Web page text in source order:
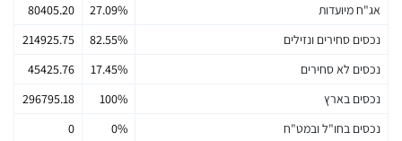
אג"ח מיועדות
27.09%
80405.20
נכסים סחירים ונזילים
82.55%
214925.75
נכסים לא סחירים
17.45%
45425.76
נכסים בארץ
100%
296795.18
נכסים בחו"ל ובמט"ח
0%
0